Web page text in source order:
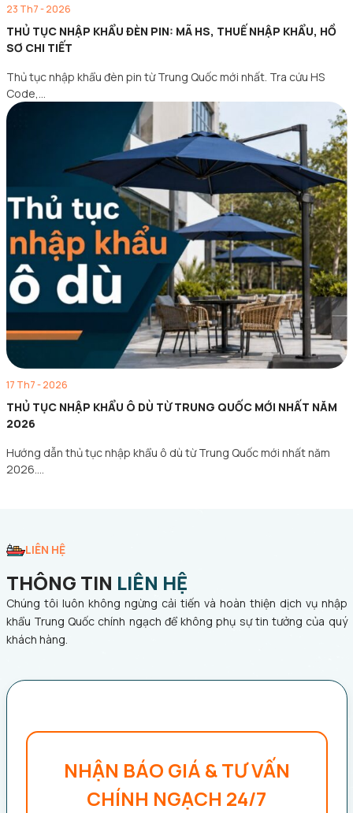
23 Th7 - 2026
THỦ TỤC NHẬP KHẨU ĐÈN PIN: MÃ HS, THUẾ NHẬP KHẨU, HỒ
SƠ CHI TIẾT
Thủ tục nhập khẩu đèn pin từ Trung Quốc mới nhất. Tra cứu HS
Code,…
17 Th7 - 2026
THỦ TỤC NHẬP KHẨU Ô DÙ TỪ TRUNG QUỐC MỚI NHẤT NĂM
2026
Hướng dẫn thủ tục nhập khẩu ô dù từ Trung Quốc mới nhất năm
2026.…
LIÊN HỆ
THÔNG TIN LIÊN HỆ
Chúng tôi luôn không ngừng cải tiến và hoàn thiện dịch vụ nhập
khẩu Trung Quốc chính ngạch để không phụ sự tin tưởng của quý
khách hàng.
NHẬN BÁO GIÁ & TƯ VẤN
CHÍNH NGẠCH 24/7